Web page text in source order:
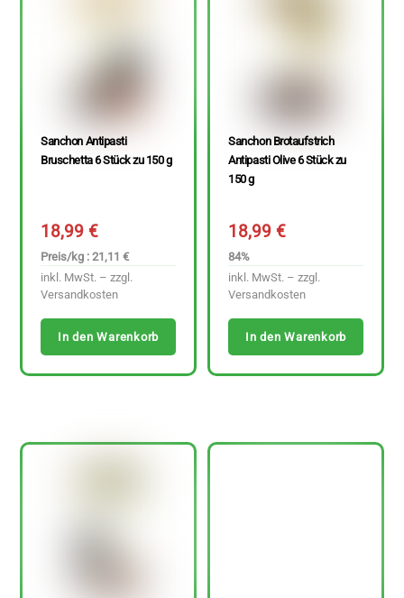
Sanchon Antipasti
Bruschetta 6 Stück zu 150 g
18,99€
Preis/kg : 21,11 €
inkl. MwSt. – zzgl.
Versandkosten
In den Warenkorb
Sanchon Brotaufstrich
Antipasti Olive 6 Stück zu
150 g
18,99€
84%
inkl. MwSt. – zzgl.
Versandkosten
In den Warenkorb